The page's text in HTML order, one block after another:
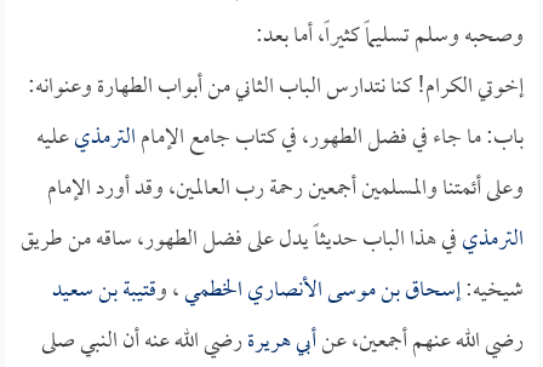
وصحبه وسلم تسليماً كثيراً، أما بعد:
إخوتي الكرام! كنا نتدارس الباب الثاني من أبواب الطهارة وعنوانه:
باب: ما جاء في فضل الطهور، في كتاب جامع الإمامالترمذيعليه
وعلى أئمتنا والمسلمين أجمعين رحمة رب العالمين، وقد أورد الإمام
الترمذيفي هذا الباب حديثاً يدل على فضل الطهور، ساقه من طريق
شيخيه:إسحاق بن موسى الأنصاري الخطمي، وقتيبة بن سعيد
رضي الله عنهم أجمعين، عنأبي هريرةرضي الله عنه أن النبي صلى